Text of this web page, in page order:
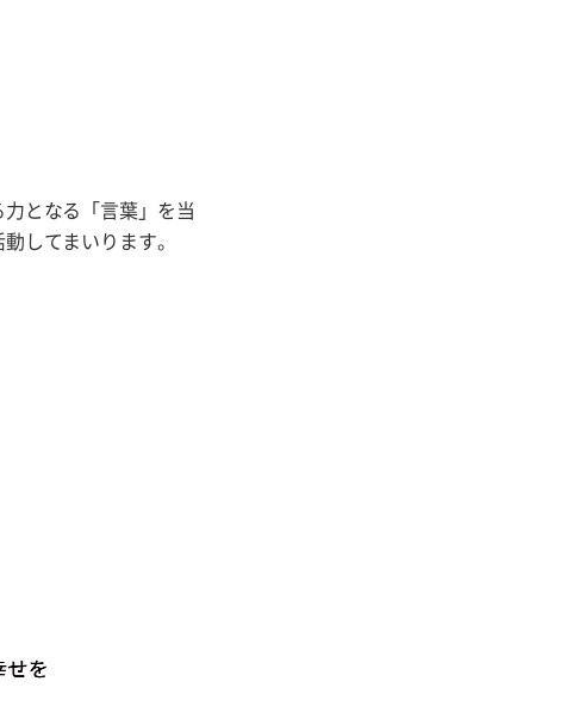
となる「言葉」を当
してまいります。